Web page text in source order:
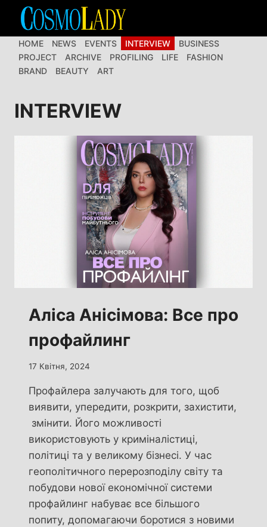
Перейти
вмістуHOME NEWS EVENTS INTERVIEW
BUSINESS
PROJECT
ARCHIVE PROFILING LIFE
FASHION
BRAND
BEAUTY ART
INTERVIEW
Аліса Анісімова: Все про
профайлинг
17 Квітня, 2024
Профайлера залучають для того, щоб
виявити, упередити, розкрити, захистити,
змінити. Його можливості
використовують у криміналістиці,
політиці та у великому бізнесі. У час
геополітичного перерозподілу світу та
побудови нової економічної системи
профайлинг набуває все більшого
попиту, допомагаючи боротися з новими